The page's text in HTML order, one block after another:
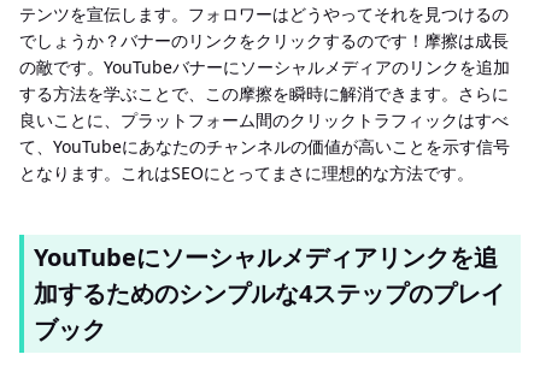
テンツを宣伝します。フォロワーはどうやってそれを見つけるの
でしょうか？バナーのリンクをクリックするのです！摩擦は成長
の敵です。YouTubeバナーにソーシャルメディアのリンクを追加
する方法を学ぶことで、この摩擦を瞬時に解消できます。さらに
良いことに、プラットフォーム間のクリックトラフィックはすべ
て、YouTubeにあなたのチャンネルの価値が高いことを示す信号
となります。これはSEOにとってまさに理想的な方法です。
YouTubeにソーシャルメディアリンクを追
加するためのシンプルな4ステップのプレイ
ブック